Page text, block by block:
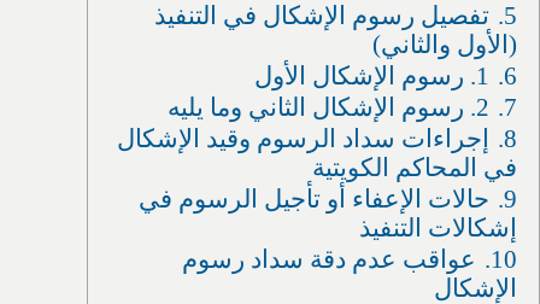
5. تفصيل رسوم الإشكال في التنفيذ
(الأول والثاني)
6.
1. رسوم الإشكال الأول
7.
2. رسوم الإشكال الثاني وما يليه
8.
إجراءات سداد الرسوم وقيد الإشكال
في المحاكم الكويتية
9. حالات الإعفاء أو تأجيل الرسوم في
إشكالات التنفيذ
10.
عواقب عدم دقة سداد رسوم
الإشكال